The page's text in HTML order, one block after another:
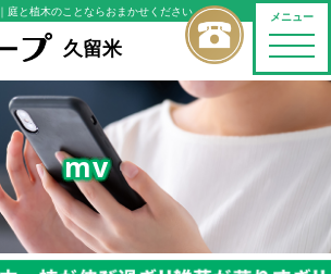
メニュー
toggle
｜庭と植木のことならおまかせください
久留米
mv